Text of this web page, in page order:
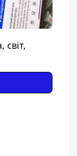
світ,